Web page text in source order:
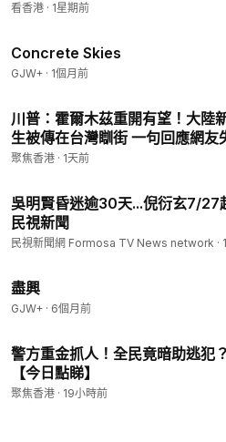
看香港 · 1星期前
Concrete Skies
GJW+ · 1個月前
川普：霍爾木茲重開有望！大陸
生被傳在台灣瞓街 一句回應網友
聚焦香港 · 1天前
吳明賢昏迷逾30天...倪衍玄7/27
民視新聞
民視新聞網 Formosa TV News network ·
盡興
GJW+ · 6個月前
警方重金抓人！全民竟暗助逃犯？ 主持人：林茵 魏凌
【今日點睇】
聚焦香港 · 19小時前